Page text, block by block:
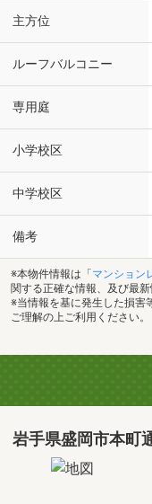
主方位
ルーフバルコニー
専用庭
小学校区
中学校区
備考
※本物件情報は「 マンション
関する正確な情報、及び最
※当情報を基に発生した損害
ご理解の上ご利用ください。
岩手県盛岡市本町